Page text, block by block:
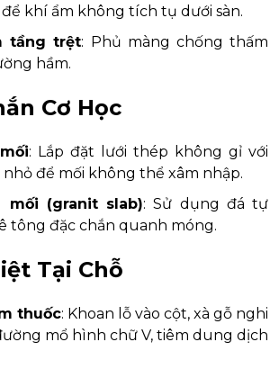
để khí ẩm không tích tụ dưới sàn.
tầng trệt: Phủ màng chống thấm
hầm.
Cơ Học
: Lắp đặt lưới thép không gỉ với
để mối không thể xâm nhập.
mối (granit slab): Sử dụng đá tự
tông đặc chắn quanh móng.
Tại Chỗ
thuốc: Khoan lỗ vào cột, xà gỗ nghi
mổ hình chữ V, tiêm dung dịch